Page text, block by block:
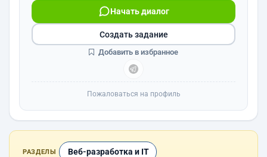
Начать диалог
Создать задание
Добавить в избранное
Пожаловаться на профиль
РАЗДЕЛЫ Веб-разработка и IT